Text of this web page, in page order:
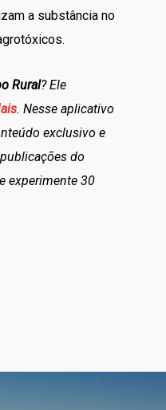
a substância no
Rural? Ele
. Nesse aplicativo
exclusivo e
do
experimente 30